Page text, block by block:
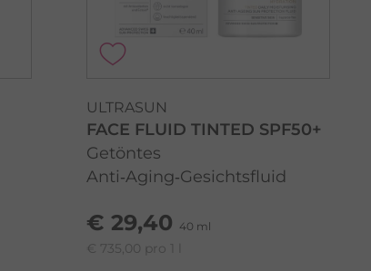
ULTRASUN
FACE FLUID TINTED SPF50+
Getöntes
Anti‑Aging‑Gesichtsfluid
€ 29,40 40 ml
€ 735,00 pro 1 l